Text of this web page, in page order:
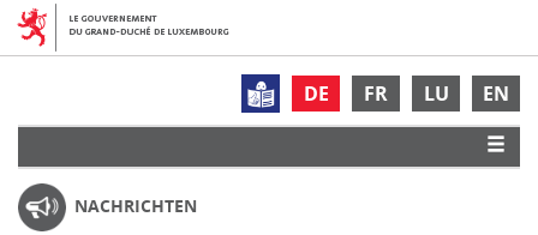
DE FR LU EN
NACHRICHTEN